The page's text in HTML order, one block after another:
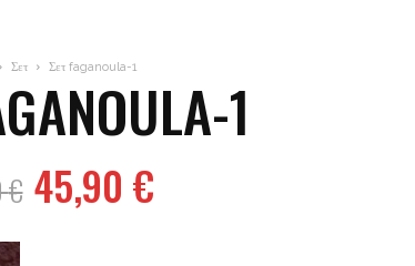
Σετ Σετ faganoula-1
1
€ Original
price
45,90 €Η